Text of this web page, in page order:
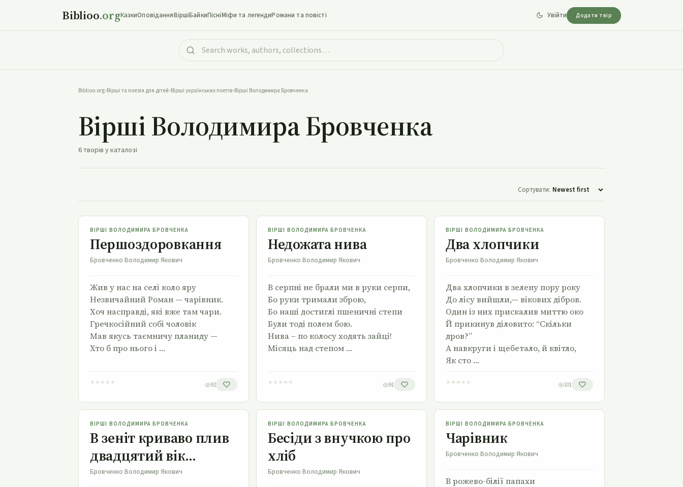
Biblioo.orgКазкиОповіданняВіршіБайкиПісніМіфи та легендиРомани та повісті Увійти Додати твір
Biblioo.org•Вірші та поезія для дітей•Вірші українських поетів•Вірші Володимира Бровченка
Вірші Володимира Бровченка
6 творів у каталозі
Сортувати:
Першоздоровкання
ВІРШІ ВОЛОДИМИРА БРОВЧЕНКА
Першоздоровкання
Бровченко Володимир Якович
Жив у нас на селі коло яру
Незвичайний Роман — чарівник.
Хоч насправді, які вже там чари.
Гречкосійний собі чоловік
Мав якусь таємничу планиду —
Хто б про нього і …
★ ★ ★ ★ ★ 92
Недожата нива
ВІРШІ ВОЛОДИМИРА БРОВЧЕНКА
Недожата нива
Бровченко Володимир Якович
В серпні не брали ми в руки серпи,
Бо руки тримали зброю,
Бо наші достиглі пшеничні степи
Були тоді полем бою.
Нива – по колосу ходять зайці!
Місяць над степом …
★ ★ ★ ★ ★ 91
Два хлопчики
ВІРШІ ВОЛОДИМИРА БРОВЧЕНКА
Два хлопчики
Бровченко Володимир Якович
Два хлопчики в зелену пору року
До лісу вийшли,— вікових дібров.
Один із них прискалив миттю око
Й прикинув діловито: “Скільки
дров?”
А навкруги і щебетало, й квітло,
Як сто …
★ ★ ★ ★ ★ 101
В зеніт криваво плив двадцятий вік…
ВІРШІ ВОЛОДИМИРА БРОВЧЕНКА
В зеніт криваво плив
двадцятий вік…
Бровченко Володимир Якович
Бесіди з внучкою про хліб
ВІРШІ ВОЛОДИМИРА БРОВЧЕНКА
Бесіди з внучкою про
хліб
Бровченко Володимир Якович
Чарівник
ВІРШІ ВОЛОДИМИРА БРОВЧЕНКА
Чарівник
Бровченко Володимир Якович
В рожево-білії папахи